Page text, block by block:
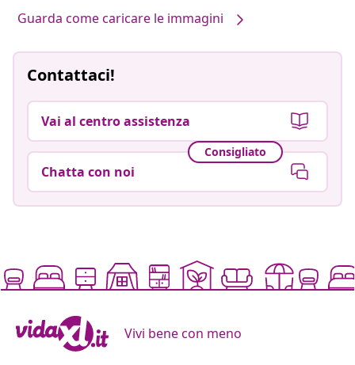
Guarda come caricare le immagini
Contattaci!
Vai al centro assistenza
Consigliato
Chatta con noi
Vivi bene con meno